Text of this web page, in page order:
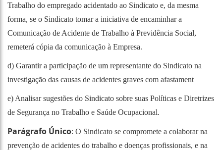
Trabalho do empregado acidentado ao Sindicato e, da mesma
forma, se o Sindicato tomar a iniciativa de encaminhar a
Comunicação de Acidente de Trabalho à Previdência Social,
remeterá cópia da comunicação à Empresa.
d) Garantir a participação de um representante do Sindicato na
investigação das causas de acidentes graves com afastament
e) Analisar sugestões do Sindicato sobre suas Políticas e Diretrizes
de Segurança no Trabalho e Saúde Ocupacional.
Parágrafo Único: O Sindicato se compromete a colaborar na
prevenção de acidentes do trabalho e doenças profissionais, e na